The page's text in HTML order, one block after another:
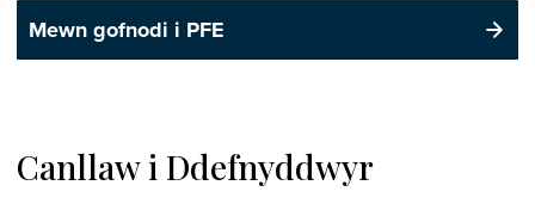
Mewn gofnodi i PFE
Canllaw i Ddefnyddwyr